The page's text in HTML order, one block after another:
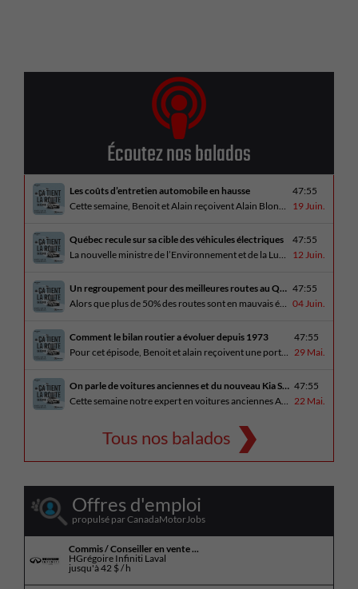
Écoutez nos balados
Les coûts d’entretien automobile en hausse
47:55
19 Juin.
Québec recule sur sa cible des véhicules électriques
47:55
12 Juin.
Un regroupement pour des meilleures routes au Québec 47:55
04 Juin.
Comment le bilan routier a évoluer depuis 1973
47:55
29 Mai.
On parle de voitures anciennes et du nouveau Kia Seltos 2027 47:55
22 Mai.
Tous nos balados
Offres d'emploi
propulsé par CanadaMotorJobs
Commis / Conseiller en vente ...
HGrégoire Infiniti Laval
jusqu'à42 $ / h